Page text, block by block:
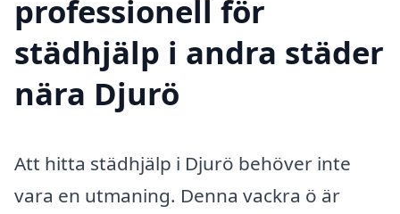
professionell för
städhjälp i andra städer
nära Djurö
Att hitta städhjälp i Djurö behöver inte
vara en utmaning. Denna vackra ö är